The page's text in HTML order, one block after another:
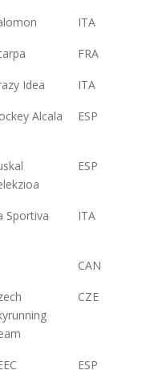
ITA
FRA
Idea ITA
Alcala ESP
ESP
Sportiva ITA
CAN
CZE
ESP